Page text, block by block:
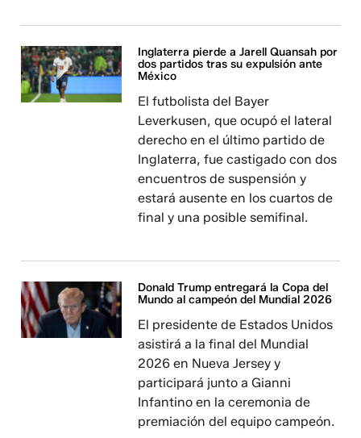
Inglaterra pierde a Jarell Quansah por
dos partidos tras su expulsión ante
México
El futbolista del Bayer
Leverkusen, que ocupó el lateral
derecho en el último partido de
Inglaterra, fue castigado con dos
encuentros de suspensión y
estará ausente en los cuartos de
final y una posible semifinal.
Donald Trump entregará la Copa del
Mundo al campeón del Mundial 2026
El presidente de Estados Unidos
asistirá a la final del Mundial
2026 en Nueva Jersey y
participará junto a Gianni
Infantino en la ceremonia de
premiación del equipo campeón.